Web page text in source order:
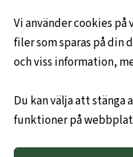
Vi använder cookies på
filer som sparas på din
och viss information,
Du kan välja att stänga
funktioner på
KUNDINFO
Om oss
Leveransvillkor
Hållbarhetspolicy